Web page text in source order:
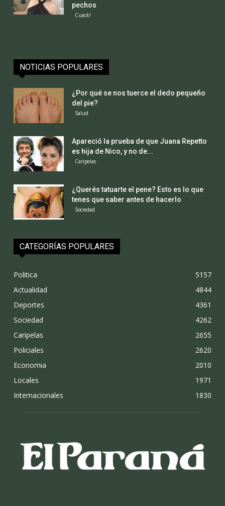
pechos
Cuack!
NOTICIAS POPULARES
¿Por qué se nos tuerce el dedo pequeño
del pie?
Salud
Apareció la prueba de que Juana Repetto
es hija de Nico, y no de...
Caripelas
¿Querés tatuarte el pene? Esto es lo que
tenes que saber antes de hacerlo
Sociedad
CATEGORÍAS POPULARES
Politica
5157
Actualidad
4844
Deportes
4361
Sociedad
4262
Caripelas
2655
Policiales
2620
Economia
2010
Locales
1971
Internacionales
1830